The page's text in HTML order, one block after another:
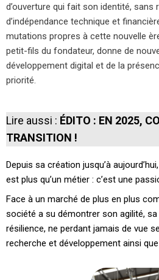
d’ouverture qui fait son identité, sans
d’indépendance technique et
mutations propres à cette nouvelle
petit-fils du fondateur, donne de
développement digital et de la
priorité.
Lire aussi : ÉDITO : EN 2025,
TRANSITION !
Depuis sa création jusqu’à
est plus qu’un métier : c’est une
Face à un marché de plus en plus
société a su démontrer son agilité,
résilience, ne perdant jamais de vue
recherche et développement ainsi